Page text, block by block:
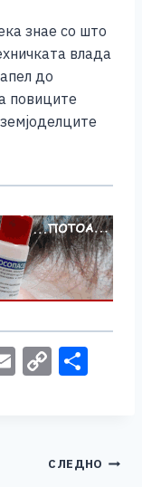
знае со што
влада
до
повиците
E C
Li
СЛЕДНО